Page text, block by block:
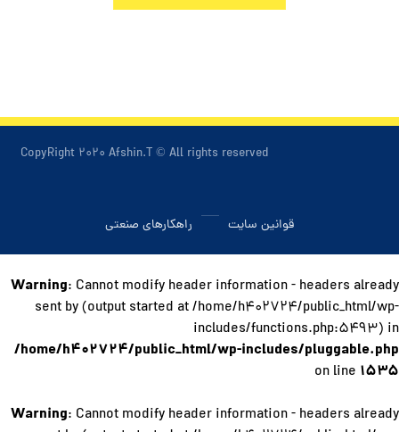
CopyRight ۲۰۲۰ Afshin.T © All rights reserved
قوانین سایت راهکارهای صنعتی
Warning: Cannot modify header information - headers already
sent by (output started at /home/h۴۰۲۷۲۴/public_html/wp-
includes/functions.php:۵۴۹۳) in
/home/h۴۰۲۷۲۴/public_html/wp-includes/pluggable.php
on line ۱۵۳۵
Warning: Cannot modify header information - headers already